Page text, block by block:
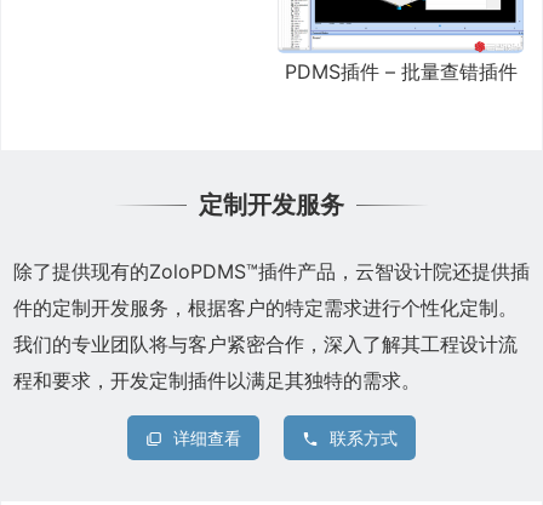
PDMS插件 – 批量查错插件
定制开发服务
除了提供现有的ZoloPDMS™插件产品，云智设计院还提供插
件的定制开发服务，根据客户的特定需求进行个性化定制。
我们的专业团队将与客户紧密合作，深入了解其工程设计流
程和要求，开发定制插件以满足其独特的需求。
详细查看 联系方式